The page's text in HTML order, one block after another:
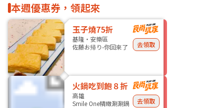
本週優惠券，領起來
玉子燒75折
基隆・安樂區
佐藤お帰り-你回來了
去領取
火鍋吃到飽８折
高雄
Smile One精緻涮涮鍋
去領取